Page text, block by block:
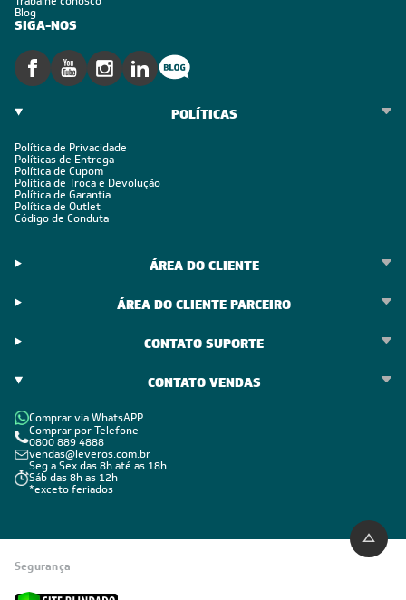
Blog
SIGA-NOS
POLÍTICAS
Política de Privacidade
Políticas de Entrega
Política de Cupom
Política de Troca e Devolução
Política de Garantia
Política de Outlet
Código de Conduta
ÁREA DO CLIENTE
ÁREA DO CLIENTE PARCEIRO
CONTATO SUPORTE
CONTATO VENDAS
Comprar via WhatsAPP
Comprar por Telefone
0800 889 4888
vendas@leveros.com.br
Seg a Sex das 8h até as 18h
Sáb das 8h as 12h
*exceto feriados
Segurança